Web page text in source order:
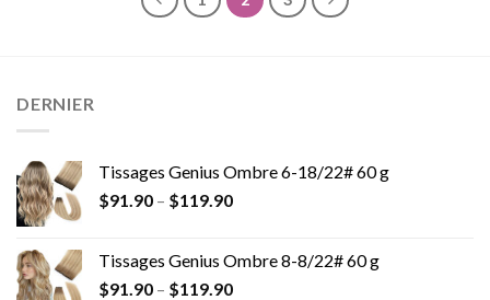
DERNIER
Tissages Genius Ombre 6-18/22# 60 g
$91.90 – $119.90
Tissages Genius Ombre 8-8/22# 60 g
$91.90 – $119.90